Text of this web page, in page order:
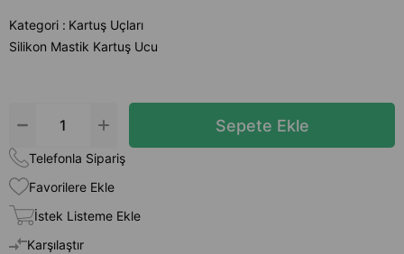
Kategori : Kartuş Uçları
Silikon Mastik Kartuş Ucu
Telefonla Sipariş
Favorilere Ekle
İstek Listeme Ekle
Karşılaştır